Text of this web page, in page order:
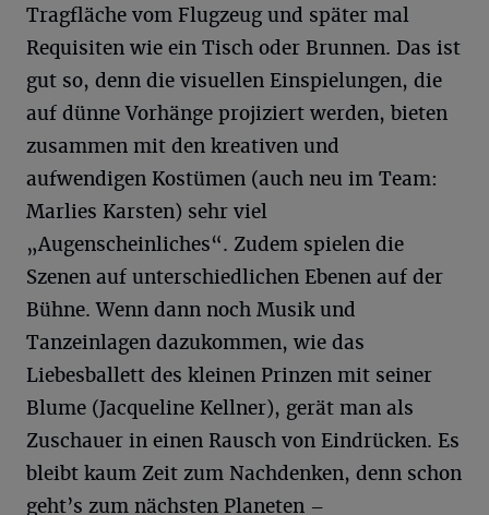
Tragfläche vom Flugzeug und später mal
Requisiten wie ein Tisch oder Brunnen. Das ist
gut so, denn die visuellen Einspielungen, die
auf dünne Vorhänge projiziert werden, bieten
zusammen mit den kreativen und
aufwendigen Kostümen (auch neu im Team:
Marlies Karsten) sehr viel
„Augenscheinliches“. Zudem spielen die
Szenen auf unterschiedlichen Ebenen auf der
Bühne. Wenn dann noch Musik und
Tanzeinlagen dazukommen, wie das
Liebesballett des kleinen Prinzen mit seiner
Blume (Jacqueline Kellner), gerät man als
Zuschauer in einen Rausch von Eindrücken. Es
bleibt kaum Zeit zum Nachdenken, denn schon
geht’s zum nächsten Planeten –